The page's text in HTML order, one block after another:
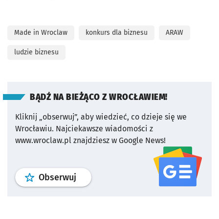
Made in Wroclaw konkurs dla biznesu ARAW
ludzie biznesu
BĄDŹ NA BIEŻĄCO Z WROCŁAWIEM!
Kliknij „obserwuj”, aby wiedzieć, co dzieje się we
Wrocławiu. Najciekawsze wiadomości z
www.wroclaw.pl znajdziesz w Google News!
Obserwuj profil serwisu